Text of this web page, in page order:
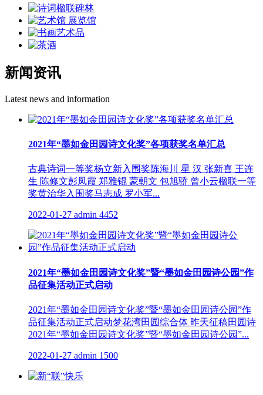
新闻资讯
Latest news and information
2021年“墨如金田园诗文化奖”各项获奖名单汇总
古典诗词一等奖杨立新入围奖陈海川 星 汉 张新喜 王连
生 陈修文彭凤霞 郑雅锟 蒙朝文 包旭骄 曾小云楹联一等
奖黄治华入围奖马志成 罗小军...
2022-01-27 admin 4452
2021年“墨如金田园诗文化奖”暨“墨如金田园诗公园”作
品征集活动正式启动
2021年“墨如金田园诗文化奖”暨“墨如金田园诗公园”作
品征集活动正式启动梦花湾田园综合体 昨天征稿田园诗
2021年“墨如金田园诗文化奖”暨“墨如金田园诗公园”...
2022-01-27 admin 1500